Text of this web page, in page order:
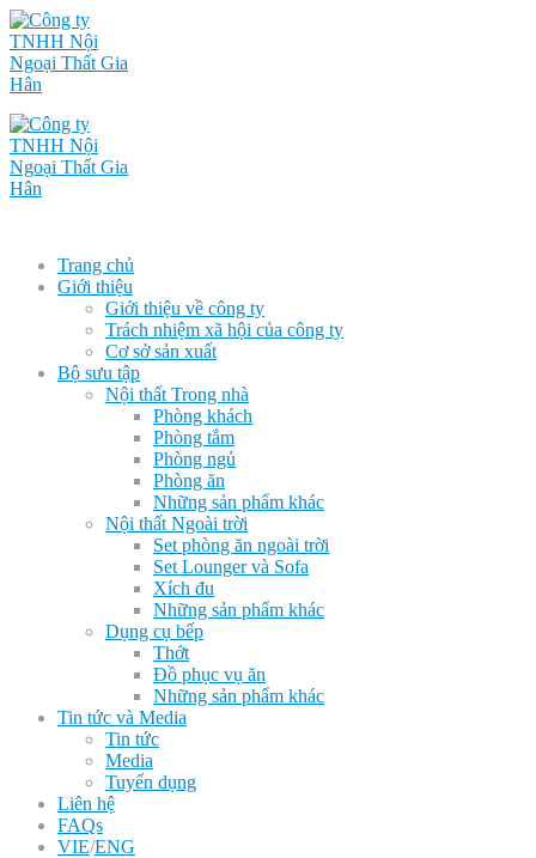
Trang chủ
Giới thiệu
Giới thiệu về công ty
Trách nhiệm xã hội của công ty
Cơ sở sản xuất
Bộ sưu tập
Nội thất Trong nhà
Phòng khách
Phòng tắm
Phòng ngủ
Phòng ăn
Những sản phẩm khác
Nội thất Ngoài trời
Set phòng ăn ngoài trời
Set Lounger và Sofa
Xích đu
Những sản phẩm khác
Dụng cụ bếp
Thớt
Đồ phục vụ ăn
Những sản phẩm khác
Tin tức và Media
Tin tức
Media
Tuyển dụng
Liên hệ
FAQs
VIE/ENG